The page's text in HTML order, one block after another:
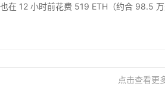
在 12 小时前花费 519 ETH（约合 98.5
点击查看更